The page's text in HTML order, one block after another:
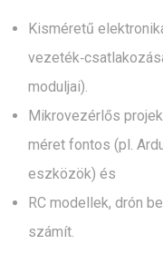
Kisméretű
moduljai).
Mikrovezérlős
méret fontos (pl.
eszközök) és
RC modellek, drón
számít.